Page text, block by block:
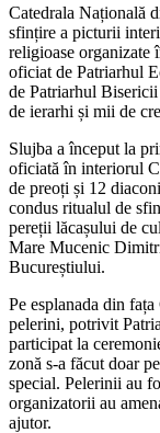
Catedrala Națională din București a găzduit duminică slujba de
sfințire a picturii
religioase
oficiat de Patriarhul
de Patriarhul
de ierarhi și mii de
Slujba a început la
oficiată în interiorul
de preoți și 12
condus ritualul de
pereții lăcașului de
Mare Mucenic
Bucureștiului.
Pe esplanada din
pelerini, potrivit
participat la
zonă s-a făcut doar
special. Pelerinii au
organizatorii au
ajutor.